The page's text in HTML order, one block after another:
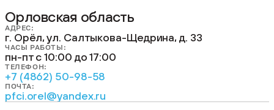
Орловская область
АДРЕС:
г. Орёл, ул. Салтыкова-Щедрина, д. 33
ЧАСЫ РАБОТЫ:
пн-пт с 10:00 до 17:00
ТЕЛЕФОН:
+7 (4862) 50-98-58
ПОЧТА:
pfci.orel@yandex.ru